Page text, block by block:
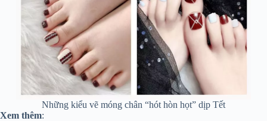
Những kiểu vẽ móng chân “hót hòn họt” dịp Tết
Xem thêm: